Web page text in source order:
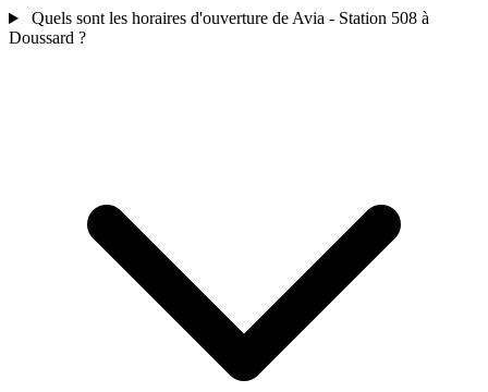
Quels sont les horaires d'ouverture de Avia - Station 508 à
Doussard ?